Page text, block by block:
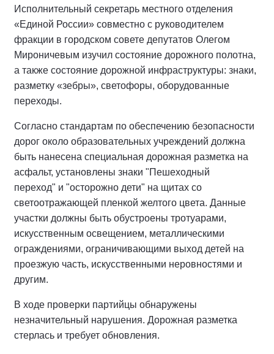
Исполнительный секретарь местного отделения
«Единой России» совместно с руководителем
фракции в городском совете депутатов Олегом
Мироничевым изучил состояние дорожного полотна,
а также состояние дорожной инфраструктуры: знаки,
разметку «зебры», светофоры, оборудованные
переходы.
Согласно стандартам по обеспечению безопасности
дорог около образовательных учреждений должна
быть нанесена специальная дорожная разметка на
асфальт, установлены знаки "Пешеходный
переход" и "осторожно дети" на щитах со
светоотражающей пленкой желтого цвета. Данные
участки должны быть обустроены тротуарами,
искусственным освещением, металлическими
ограждениями, ограничивающими выход детей на
проезжую часть, искусственными неровностями и
другим.
В ходе проверки партийцы обнаружены
незначительный нарушения. Дорожная разметка
стерлась и требует обновления.